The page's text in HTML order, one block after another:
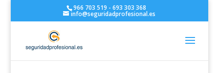
966 703 519 - 693 303 368
info@seguridadprofesional.es